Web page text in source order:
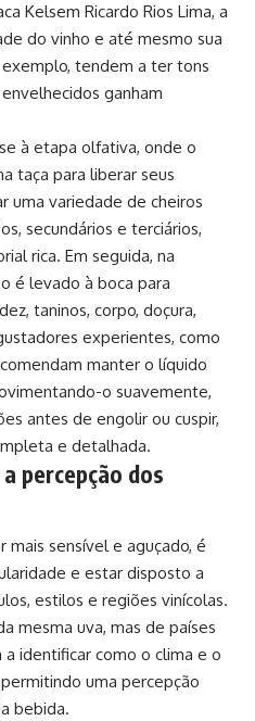
Kelsem Ricardo Rios Lima, a
do vinho e até mesmo sua
tendem a ter tons
ganham
à etapa olfativa, onde o
taça para liberar seus
uma variedade de cheiros
secundários e terciários,
rica. Em seguida, na
é levado à boca para
taninos, corpo, doçura,
experientes, como
manter o líquido
o suavemente,
antes de engolir ou cuspir,
e detalhada.
percepção dos
mais sensível e aguçado, é
e estar disposto a
estilos e regiões vinícolas.
mesma uva, mas de países
identificar como o clima e o
uma percepção
bebida.